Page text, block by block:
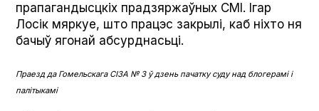
прапагандысцкіх прадзяржаўных СМІ. Ігар
Лосік мяркуе, што працэс закрылі, каб ніхто ня
бачыў ягонай абсурднасьці.
Праезд да Гомельскага СІЗА № 3 ў дзень пачатку суду над блогерамі і
палітыкамі